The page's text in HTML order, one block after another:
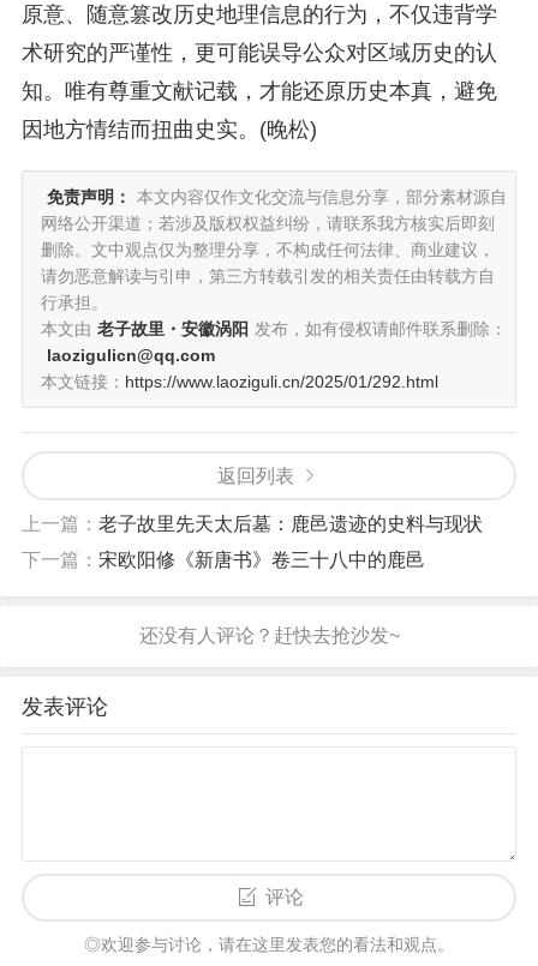
原意、随意篡改历史地理信息的行为，不仅违背学
术研究的严谨性，更可能误导公众对区域历史的认
知。唯有尊重文献记载，才能还原历史本真，避免
因地方情结而扭曲史实。(晚松)
免责声明：
本文内容仅作文化交流与信息分享，部分素材源自
网络公开渠道；若涉及版权权益纠纷，请联系我方核实后即刻
删除。文中观点仅为整理分享，不构成任何法律、商业建议，
请勿恶意解读与引申，第三方转载引发的相关责任由转载方自
行承担。
本文由 老子故里・安徽涡阳 发布，如有侵权请邮件联系删除：
laozigulicn@qq.com
本文链接： https://www.laoziguli.cn/2025/01/292.html
返回列表
上一篇： 老子故里先天太后墓：鹿邑遗迹的史料与现状
下一篇： 宋欧阳修《新唐书》卷三十八中的鹿邑
发表评论
评论
◎欢迎参与讨论，请在这里发表您的看法和观点。